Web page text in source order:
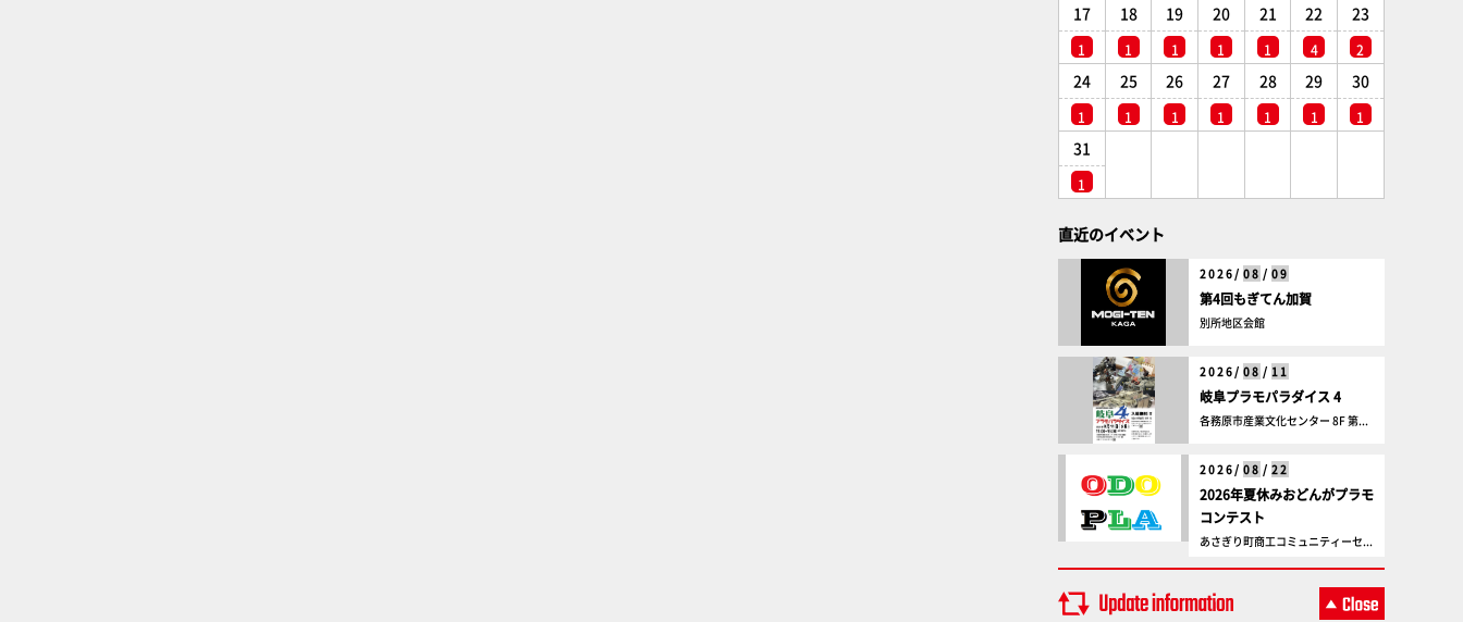
17
1
18
1
19
1
20
1
21
1
22
4
23
2
24
1
25
1
26
1
27
1
28
1
29
1
30
1
31
1
直近のイベント
2026/ 08 / 09
第4回もぎてん加賀
別所地区会館
2026/ 08 / 11
岐阜プラモパラダイス 4
各務原市産業文化センター 8F 第...
2026/ 08 / 22
2026年夏休みおどんがプラモ
コンテスト
あさぎり町商工コミュニティーセ...